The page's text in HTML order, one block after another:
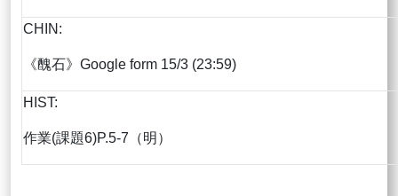
CHIN:
《醜石》Google form 15/3 (23:59)
HIST:
作業(課題6)P.5-7（明）